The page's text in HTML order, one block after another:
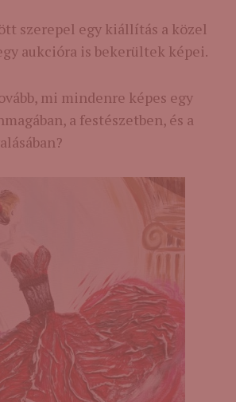
szerepel egy kiállítás a közel
aukcióra is bekerültek képei.
mi mindenre képes egy
a festészetben, és a